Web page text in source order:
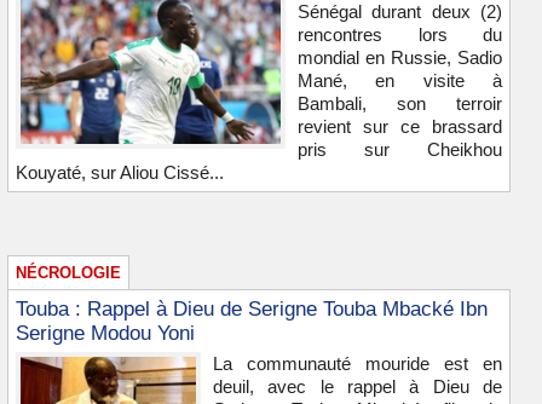
Sénégal durant deux (2)
rencontres lors du
mondial en Russie, Sadio
Mané, en visite à
Bambali, son terroir
revient sur ce brassard
pris sur Cheikhou
Kouyaté, sur Aliou Cissé...
NÉCROLOGIE
Touba : Rappel à Dieu de Serigne Touba Mbacké Ibn
Serigne Modou Yoni
La communauté mouride est en
deuil, avec le rappel à Dieu de